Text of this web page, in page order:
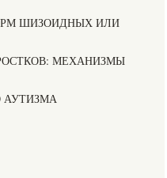
ШИЗОИДНЫХ ИЛИ
МЕХАНИЗМЫ
АУТИЗМА